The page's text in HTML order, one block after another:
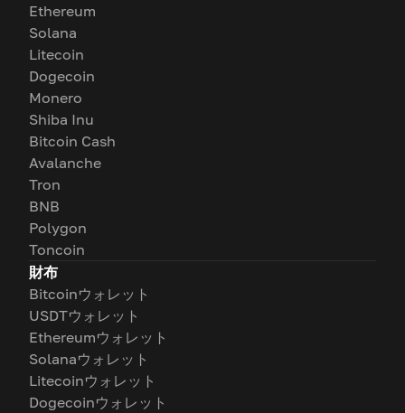
Ethereum
Solana
Litecoin
Dogecoin
Monero
Shiba Inu
Bitcoin Cash
Avalanche
Tron
BNB
Polygon
Toncoin
財布
Bitcoinウォレット
USDTウォレット
Ethereumウォレット
Solanaウォレット
Litecoinウォレット
Dogecoinウォレット